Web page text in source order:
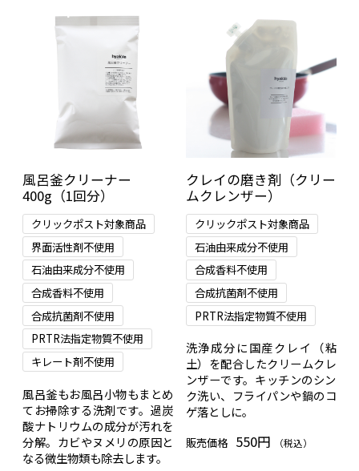
風呂釜クリーナー
400g（1回分）
クリックポスト対象商品
界面活性剤不使用
石油由来成分不使用
合成香料不使用
合成抗菌剤不使用
PRTR法指定物質不使用
キレート剤不使用
風呂釜もお風呂小物もまとめ
てお掃除する洗剤です。過炭
酸ナトリウムの成分が汚れを
分解。カビやヌメリの原因と
なる微生物類も除去します。
クレイの磨き剤（クリー
ムクレンザー）
クリックポスト対象商品
石油由来成分不使用
合成香料不使用
合成抗菌剤不使用
PRTR法指定物質不使用
洗浄成分に国産クレイ（粘
土）を配合したクリームクレ
ンザーです。キッチンのシン
ク洗い、フライパンや鍋のコ
ゲ落としに。
販売価格 550円 （税込）